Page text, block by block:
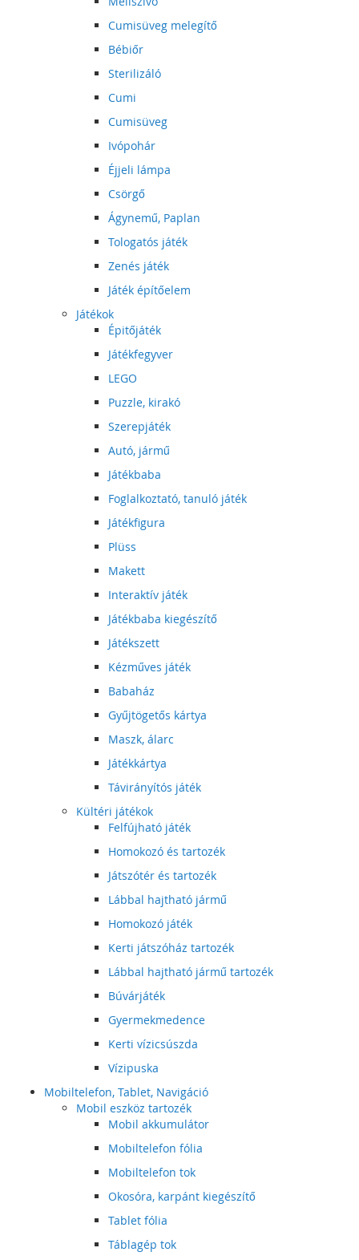
Cumisüveg melegítő
Bébiőr
Sterilizáló
Cumi
Cumisüveg
Ivópohár
Éjjeli lámpa
Csörgő
Ágynemű, Paplan
Tologatós játék
Zenés játék
Játék építőelem
Játékok
Épitőjáték
Játékfegyver
LEGO
Puzzle, kirakó
Szerepjáték
Autó, jármű
Játékbaba
Foglalkoztató, tanuló játék
Játékfigura
Plüss
Makett
Interaktív játék
Játékbaba kiegészítő
Játékszett
Kézműves játék
Babaház
Gyűjtögetős kártya
Maszk, álarc
Játékkártya
Távirányítós játék
Kültéri játékok
Felfújható játék
Homokozó és tartozék
Játszótér és tartozék
Lábbal hajtható jármű
Homokozó játék
Kerti játszóház tartozék
Lábbal hajtható jármű tartozék
Búvárjáték
Gyermekmedence
Kerti vízicsúszda
Vízipuska
Mobiltelefon, Tablet, Navigáció
Mobil eszköz tartozék
Mobil akkumulátor
Mobiltelefon fólia
Mobiltelefon tok
Okosóra, karpánt kiegészítő
Tablet fólia
Táblagép tok